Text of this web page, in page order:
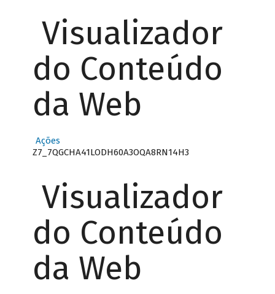
Visualizador
do Conteúdo
da Web
Ações
Z7_7QGCHA41LODH60A3OQA8RN14H3
Visualizador
do Conteúdo
da Web